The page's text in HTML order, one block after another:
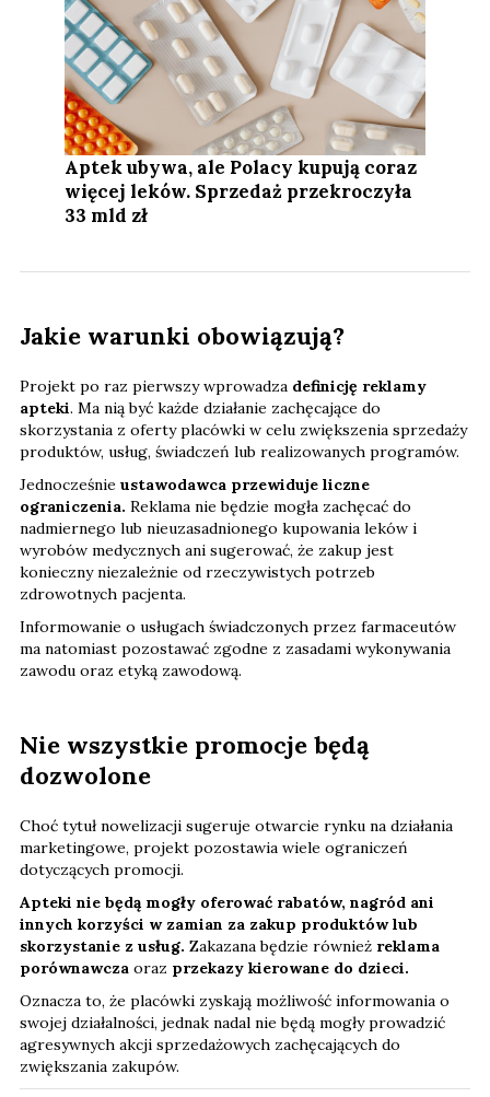
Aptek ubywa, ale Polacy kupują coraz
więcej leków. Sprzedaż przekroczyła
33 mld zł
Jakie warunki obowiązują?
Projekt po raz pierwszy wprowadza definicję reklamy
apteki. Ma nią być każde działanie zachęcające do
skorzystania z oferty placówki w celu zwiększenia sprzedaży
produktów, usług, świadczeń lub realizowanych programów.
Jednocześnie ustawodawca przewiduje liczne
ograniczenia. Reklama nie będzie mogła zachęcać do
nadmiernego lub nieuzasadnionego kupowania leków i
wyrobów medycznych ani sugerować, że zakup jest
konieczny niezależnie od rzeczywistych potrzeb
zdrowotnych pacjenta.
Informowanie o usługach świadczonych przez farmaceutów
ma natomiast pozostawać zgodne z zasadami wykonywania
zawodu oraz etyką zawodową.
Nie wszystkie promocje będą
dozwolone
Choć tytuł nowelizacji sugeruje otwarcie rynku na działania
marketingowe, projekt pozostawia wiele ograniczeń
dotyczących promocji.
Apteki nie będą mogły oferować rabatów, nagród ani
innych korzyści w zamian za zakup produktów lub
skorzystanie z usług. Zakazana będzie również reklama
porównawcza oraz przekazy kierowane do dzieci.
Oznacza to, że placówki zyskają możliwość informowania o
swojej działalności, jednak nadal nie będą mogły prowadzić
agresywnych akcji sprzedażowych zachęcających do
zwiększania zakupów.